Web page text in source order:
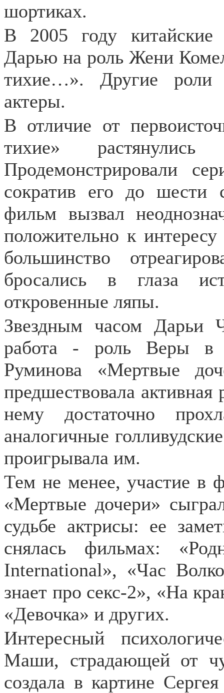
шортиках.
В 2005 году китайские
Дарью на роль Жени
тихие…». Другие роли
актеры.
В отличие от
тихие»
Продемонстрировали
сократив его до шести
фильм вызвал
положительно к
большинство
бросались в глаза
откровенные ляпы.
Звездным часом Дарьи
работа - роль Веры в
Руминова «Мертвые
предшествовала активная
нему достаточно
аналогичные
проигрывала им.
Тем не менее, участие в
«Мертвые дочери»
судьбе актрисы: ее
снялась фильмах:
International», «Час
знает про секс-2», «На
«Девочка» и других.
Интересный
Маши, страдающей от
создала в картине